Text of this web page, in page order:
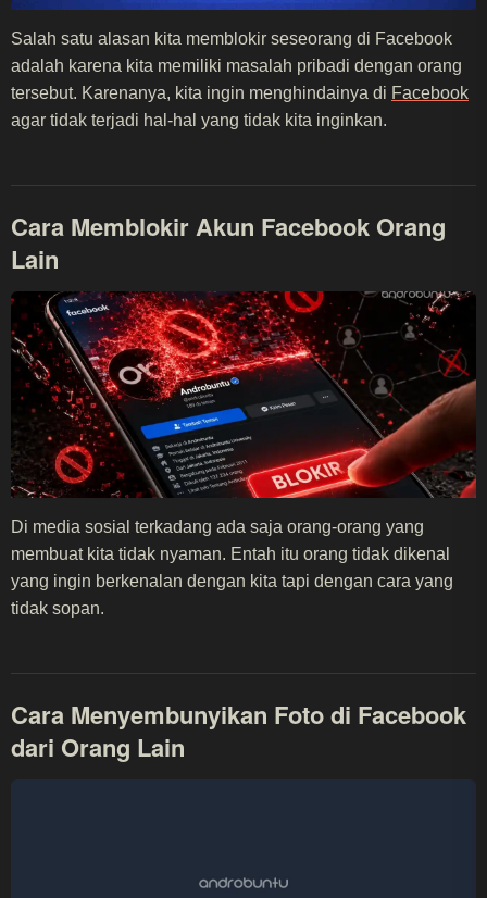
Salah satu alasan kita memblokir seseorang di Facebook
adalah karena kita memiliki masalah pribadi dengan orang
tersebut. Karenanya, kita ingin menghindainya di Facebook
agar tidak terjadi hal-hal yang tidak kita inginkan.
Cara Memblokir Akun Facebook Orang
Lain
Di media sosial terkadang ada saja orang-orang yang
membuat kita tidak nyaman. Entah itu orang tidak dikenal
yang ingin berkenalan dengan kita tapi dengan cara yang
tidak sopan.
Cara Menyembunyikan Foto di Facebook
dari Orang Lain